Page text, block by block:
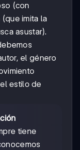
(con
imita la
asustar).
el género
estilo de
tiene